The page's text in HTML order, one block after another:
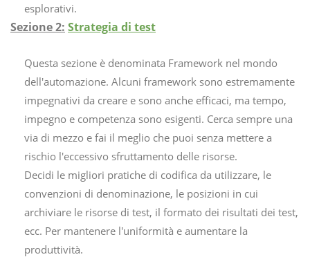
esplorativi.
Sezione 2: Strategia di test
Questa sezione è denominata Framework nel mondo
dell'automazione. Alcuni framework sono estremamente
impegnativi da creare e sono anche efficaci, ma tempo,
impegno e competenza sono esigenti. Cerca sempre una
via di mezzo e fai il meglio che puoi senza mettere a
rischio l'eccessivo sfruttamento delle risorse.
Decidi le migliori pratiche di codifica da utilizzare, le
convenzioni di denominazione, le posizioni in cui
archiviare le risorse di test, il formato dei risultati dei test,
ecc. Per mantenere l'uniformità e aumentare la
produttività.